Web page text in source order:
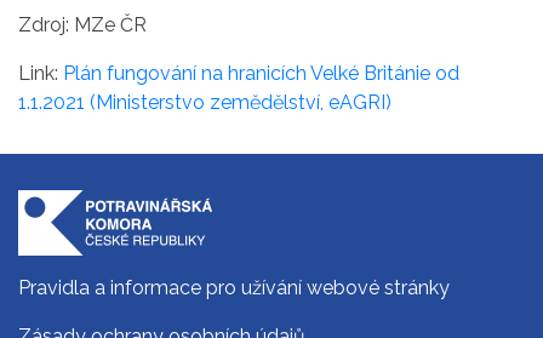
Zdroj: MZe ČR
Link: Plán fungování na hranicích Velké Británie od
1.1.2021 (Ministerstvo zemědělství, eAGRI)
Pravidla a informace pro užívání webové stránky